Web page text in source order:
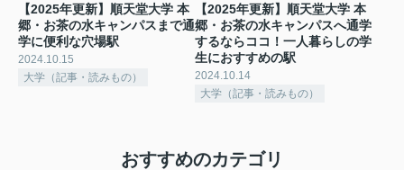
【2025年更新】順天堂大学 本
郷・お茶の水キャンパスまで通
学に便利な穴場駅
2024.10.15
大学（記事・読みもの）
【2025年更新】順天堂大学 本
郷・お茶の水キャンパスへ通学
するならココ！一人暮らしの学
生におすすめの駅
2024.10.14
大学（記事・読みもの）
おすすめのカテゴリ